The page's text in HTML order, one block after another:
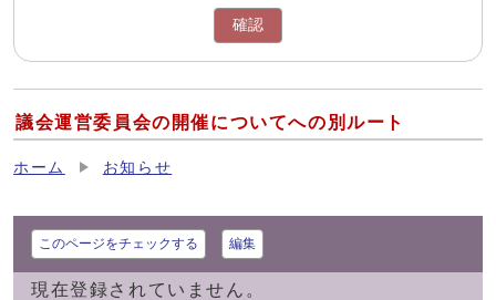
確認
議会運営委員会の開催についてへの別ルート
ホーム お知らせ
このページをチェックする 編集
現在登録されていません。